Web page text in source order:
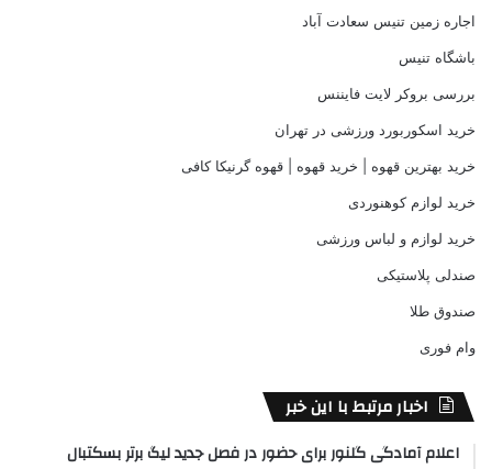
اجاره زمین تنیس سعادت آباد
باشگاه تنیس
بررسی بروکر لایت فایننس
خرید اسکوربورد ورزشی در تهران
خرید بهترین قهوه | خرید قهوه | قهوه گرنیکا کافی
خرید لوازم کوهنوردی
خرید لوازم و لباس ورزشی
صندلی پلاستیکی
صندوق طلا
وام فوری
اخبار مرتبط با این خبر
اعلام آمادگی گلنور برای حضور در فصل جدید لیگ برتر بسکتبال